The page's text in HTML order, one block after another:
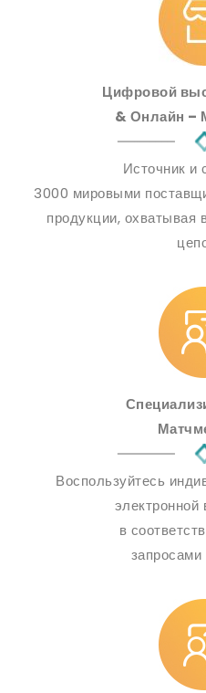
Цифровой
& Онлайн –
Источник и
3000 мировыми
продукции,
Воспользуйтесь
электронной
в
запросами